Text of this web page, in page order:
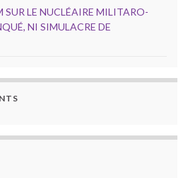
SUR LE NUCLÉAIRE MILITARO-
NI SIMULACRE DE